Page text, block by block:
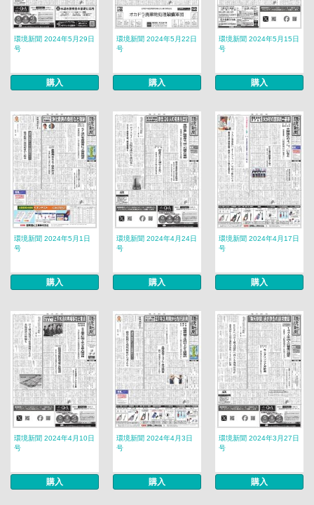
環境新聞 2024年5月29日
号
購入
環境新聞 2024年5月22日
号
購入
環境新聞 2024年5月15日
号
購入
環境新聞 2024年5月1日
号
購入
環境新聞 2024年4月24日
号
購入
環境新聞 2024年4月17日
号
購入
環境新聞 2024年4月10日
号
購入
環境新聞 2024年4月3日
号
購入
環境新聞 2024年3月27日
号
購入